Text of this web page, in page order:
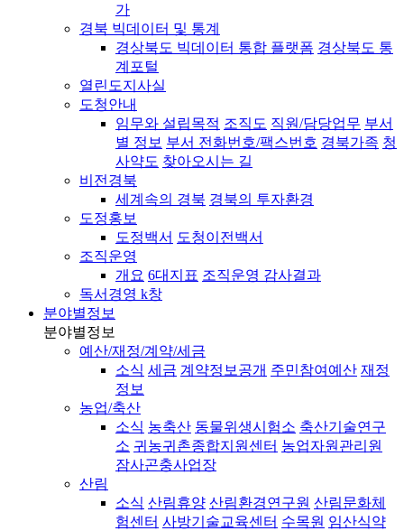
가
경북 빅데이터 및 통계
경상북도 빅데이터 통합 플랫폼 경상북도 통
계포털
열린도지사실
도청안내
임무와 설립목적 조직도 직원/담당업무 부서
별 정보 부서 전화번호/팩스번호 경북가족 청
사약도 찾아오시는 길
비전경북
세계속의 경북 경북의 투자환경
도정홍보
도정백서 도청이전백서
조직운영
개요 6대지표 조직운영 감사결과
독서경영 k창
분야별정보
분야별정보
예산/재정/계약/세금
소식 세금 계약정보공개 주민참여예산 재정
정보
농업/축산
소식 농축산 동물위생시험소 축산기술연구
소 귀농귀촌종합지원센터 농업자원관리원
잠사곤충사업장
산림
소식 산림휴양 산림환경연구원 산림문화체
험센터 사방기술교육센터 수목원 임산식약